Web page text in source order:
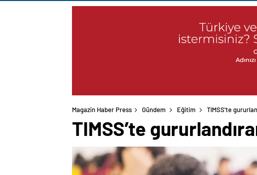
Magazin Haber Press Gündem Eğitim TIMSS’te
TIMSS’te